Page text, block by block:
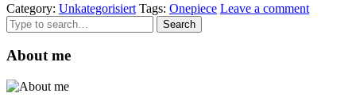
Category: Unkategorisiert Tags: Onepiece Leave a comment
Search
for:
About me